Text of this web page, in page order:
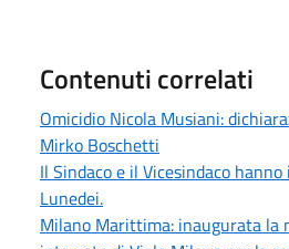
Contenuti correlati
Omicidio Nicola Musiani:
Mirko Boschetti
Il Sindaco e il Vicesindaco
Lunedei.
Milano Marittima: inaugurata la